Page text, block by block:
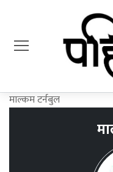
माल्कम टर्नबुल